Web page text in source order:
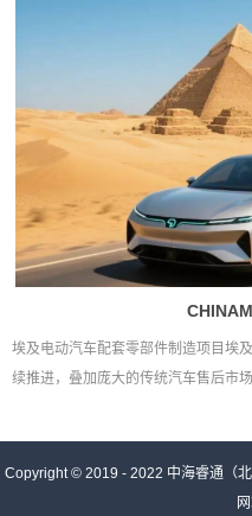
埃及电动汽车配套零部件制造项目埃
续推进，叠加庞大的传统汽车售后市
Copyright © 2019 - 2022 中海睿通（